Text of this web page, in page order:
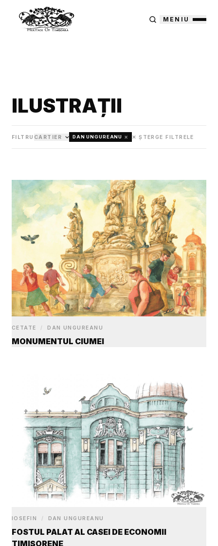
MENIU
ILUSTRAȚII
FILTRU CARTIER DAN UNGUREANU × ✕ ȘTERGE FILTRELE
CETATE / DAN UNGUREANU
MONUMENTUL CIUMEI
IOSEFIN / DAN UNGUREANU
FOSTUL PALAT AL CASEI DE ECONOMII
TIMIŞORENE